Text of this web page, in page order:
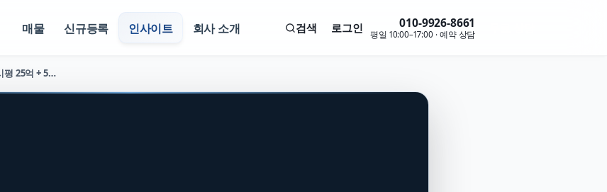
검색 로그인 010-9926-8661
평일 10:00–17:00 · 예약 상담
매물 신규등록 인사이트 회사 소개
토목 양도양수 — 2005년 설립 + 시평 25억 + 5년 27억 (매물 2652)